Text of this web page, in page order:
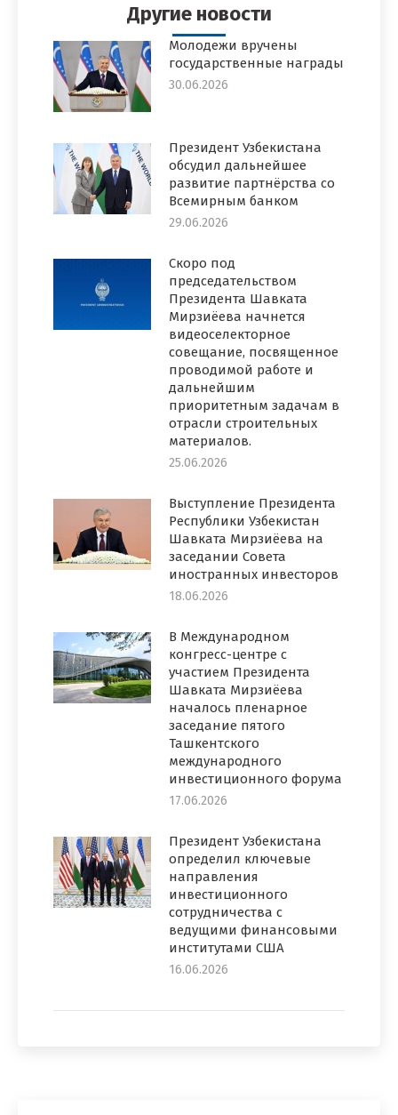
Другие новости
Молодежи вручены
государственные награды
30.06.2026
Президент Узбекистана
обсудил дальнейшее
развитие партнёрства со
Всемирным банком
29.06.2026
Скоро под
председательством
Президента Шавката
Мирзиёева начнется
видеоселекторное
совещание, посвященное
проводимой работе и
дальнейшим
приоритетным задачам в
отрасли строительных
материалов.
25.06.2026
Выступление Президента
Республики Узбекистан
Шавката Мирзиёева на
заседании Совета
иностранных инвесторов
18.06.2026
В Международном
конгресс-центре с
участием Президента
Шавката Мирзиёева
началось пленарное
заседание пятого
Ташкентского
международного
инвестиционного форума
17.06.2026
Президент Узбекистана
определил ключевые
направления
инвестиционного
сотрудничества с
ведущими финансовыми
институтами США
16.06.2026